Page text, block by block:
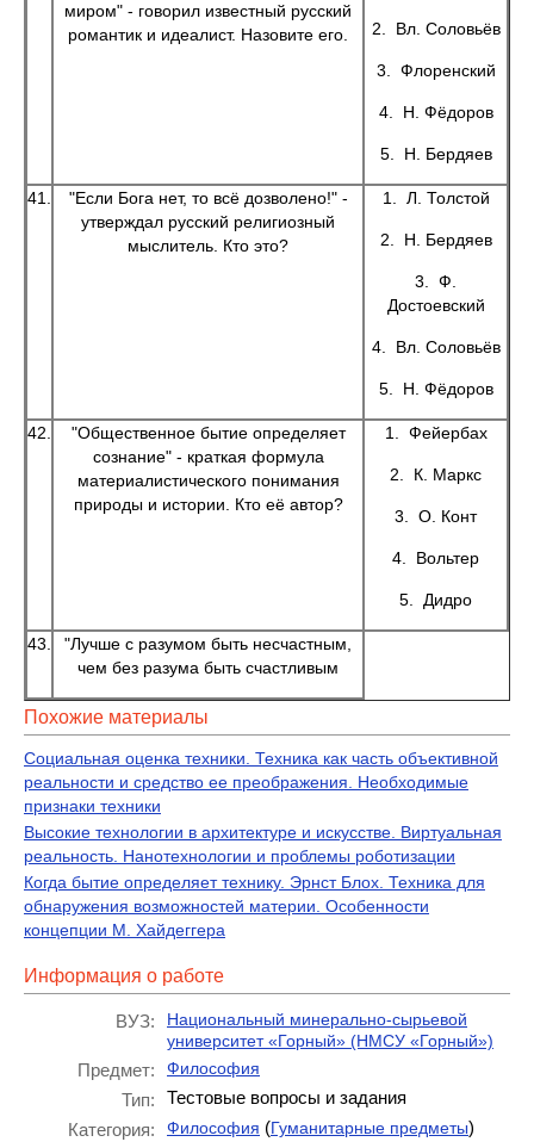
миром" - говорил известный русский
романтик и идеалист. Назовите его.
2. Вл. Соловьёв
3. Флоренский
4. Н. Фёдоров
5. Н. Бердяев
41.
"Если Бога нет, то всё дозволено!" -
утверждал русский религиозный
мыслитель. Кто это?
1. Л. Толстой
2. Н. Бердяев
3. Ф.
Достоевский
4. Вл. Соловьёв
5. Н. Фёдоров
42.
"Общественное бытие определяет
сознание" - краткая формула
материалистического понимания
природы и истории. Кто её автор?
1. Фейербах
2. К. Маркс
3. О. Конт
4. Вольтер
5. Дидро
43.
"Лучше с разумом быть несчастным,
чем без разума быть счастливым
Похожие материалы
Социальная оценка техники. Техника как часть объективной
реальности и средство ее преображения. Необходимые
признаки техники
Высокие технологии в архитектуре и искусстве. Виртуальная
реальность. Нанотехнологии и проблемы роботизации
Когда бытие определяет технику. Эрнст Блох. Техника для
обнаружения возможностей материи. Особенности
концепции М. Хайдеггера
Информация о работе
ВУЗ:
Национальный минерально-сырьевой
университет «Горный» (НМСУ «Горный»)
Предмет: Философия
Тип:
Тестовые вопросы и задания
Категория:
Философия (Гуманитарные предметы)